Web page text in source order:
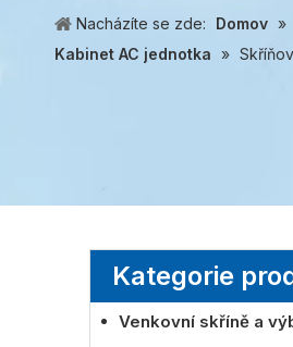
Nacházíte se zde: Domov »
Kabinet AC jednotka »
Kategorie
Venkovní skříně a